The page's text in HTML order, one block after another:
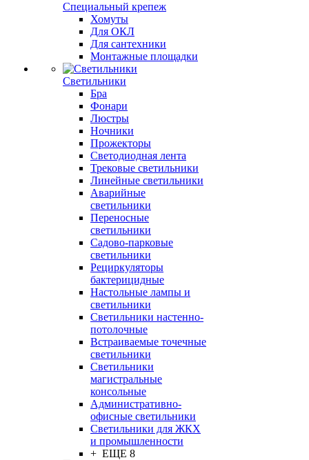
Специальный крепеж
Хомуты
Для ОКЛ
Для сантехники
Монтажные площадки
Светильники
Бра
Фонари
Люстры
Ночники
Прожекторы
Светодиодная лента
Трековые светильники
Линейные светильники
Аварийные
светильники
Переносные
светильники
Садово-парковые
светильники
Рециркуляторы
бактерицидные
Настольные лампы и
светильники
Светильники настенно-
потолочные
Встраиваемые точечные
светильники
Светильники
магистральные
консольные
Административно-
офисные светильники
Светильники для ЖКХ
и промышленности
+ ЕЩЕ 8